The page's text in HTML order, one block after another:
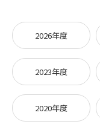
2026年度
2023年度
2020年度